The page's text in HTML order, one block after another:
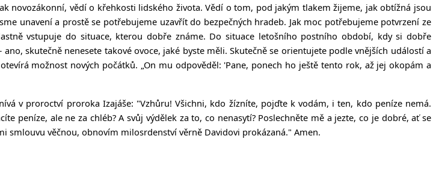
novozákonní, vědí o křehkosti lidského života. Vědí o tom, pod jakým tlakem žijeme, jak obtížná jsou
unavení a prostě se potřebujeme uzavřít do bezpečných hradeb. Jak moc potřebujeme potvrzení ze
vstupuje do situace, kterou dobře známe. Do situace letošního postního období, kdy si dobře
skutečně nenesete takové ovoce, jaké byste měli. Skutečně se orientujete podle vnějších událostí a
možnost nových počátků. On mu odpověděl: 'Pane, ponech ho ještě tento rok, až jej okopám a
v proroctví proroka Izajáše: "Vzhůru! Všichni, kdo žízníte, pojďte k vodám, i ten, kdo peníze nemá.
peníze, ale ne za chléb? A svůj výdělek za to, co nenasytí? Poslechněte mě a jezte, co je dobré, ať se
smlouvu věčnou, obnovím milosrdenství věrně Davidovi prokázaná." Amen.